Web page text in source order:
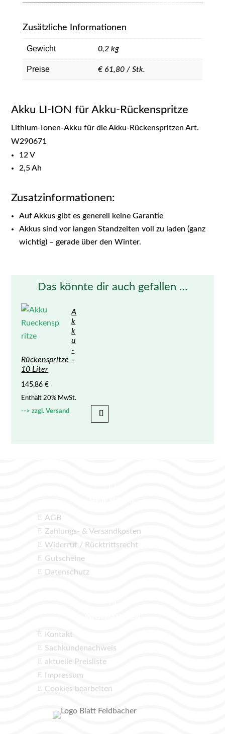
Zusätzliche Informationen
Gewicht 0,2 kg
Preise € 61,80 / Stk.
Akku LI-ION für Akku-Rückenspritze
Lithium-Ionen-Akku für die Akku-Rückenspritzen Art.
W290671
12 V
2,5 Ah
Zusatzinformationen:
Auf Akkus gibt es generell keine Garantie
Akkus sind vor langen Standzeiten voll zu laden (ganz
wichtig) – gerade über den Winter.
Das könnte dir auch gefallen …
A
k
k
u
-
Rückenspritze –
10 Liter
145,86€
Enthält 20% MwSt.
zzgl.Versand
E AGB
E Zahlungs- & Versandkosten
E Widerruf / Rücktrittsrecht
E Gutscheine
E Datenschutz
E Kontakt
E Sachkundenachweis
E aktuelle Preisliste
E Impressum
E Cookies bearbeiten